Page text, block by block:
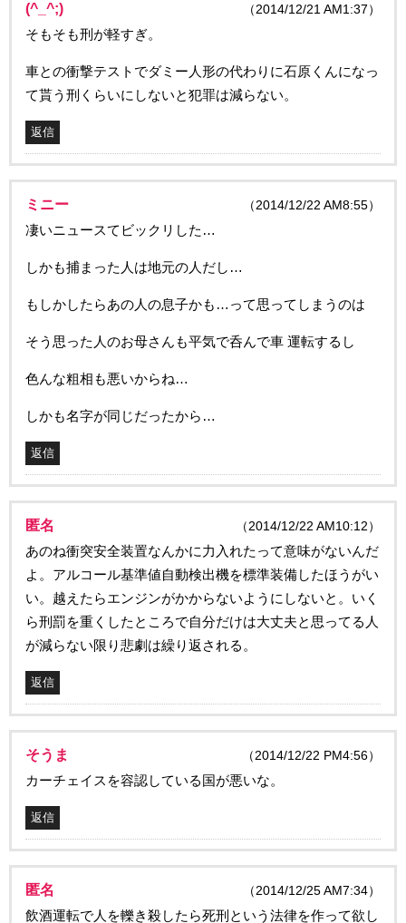
(^_^;) （2014/12/21 AM1:37）
そもそも刑が軽すぎ。
車との衝撃テストでダミー人形の代わりに石原くんになっ
て貰う刑くらいにしないと犯罪は減らない。
返信
ミニー （2014/12/22 AM8:55）
凄いニュースてビックリした…
しかも捕まった人は地元の人だし…
もしかしたらあの人の息子かも…って思ってしまうのは
そう思った人のお母さんも平気で呑んで車 運転するし
色んな粗相も悪いからね…
しかも名字が同じだったから…
返信
匿名 （2014/12/22 AM10:12）
あのね衝突安全装置なんかに力入れたって意味がないんだ
よ。アルコール基準値自動検出機を標準装備したほうがい
い。越えたらエンジンがかからないようにしないと。いく
ら刑罰を重くしたところで自分だけは大丈夫と思ってる人
が減らない限り悲劇は繰り返される。
返信
そうま （2014/12/22 PM4:56）
カーチェイスを容認している国が悪いな。
返信
匿名 （2014/12/25 AM7:34）
飲酒運転で人を轢き殺したら死刑という法律を作って欲し